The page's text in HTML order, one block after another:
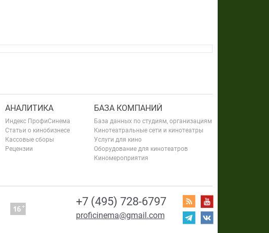
АНАЛИТИКА
Индекс ПрофиСинема
Статьи о кинобизнесе
Кассовые сборы
Рецензии
БАЗА КОМПАНИЙ
База данных по студиям, организациям
Кинотеатральные сети и кинотеатры
Услуги для кино
Оборудование для кинотеатров
Киномероприятия
+7 (495) 728-6797
proficinema@gmail.com